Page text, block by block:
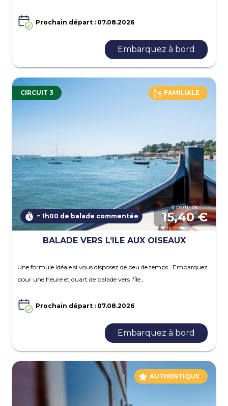
Prochain départ : 07.08.2026
Embarquez à bord
CIRCUIT 3 FAMILIALE
à partir de
15,40 €
~ 1h00 de balade commentée
BALADE VERS L’ILE AUX OISEAUX
Une formule idéale si vous disposez de peu de temps. Embarquez
pour une heure et quart de balade vers l'Île…
Prochain départ : 07.08.2026
Embarquez à bord
AUTHENTIQUE